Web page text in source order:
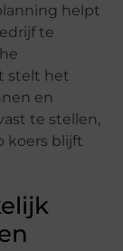
helpt
te
stelt het
en
te stellen,
koers blijft